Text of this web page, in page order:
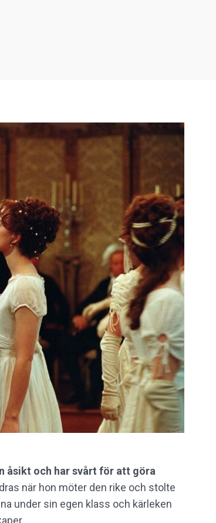
åsikt och har svårt för att göra
när hon möter den rike och stolte
under sin egen klass och kärleken